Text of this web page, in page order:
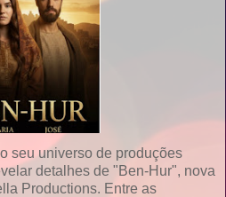
seu universo de produções
detalhes de "Ben-Hur", nova
Productions. Entre as